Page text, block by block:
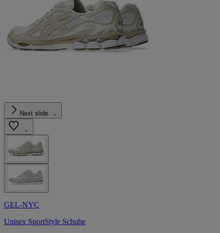
Next slide
GEL-NYC
Unisex SportStyle Schuhe